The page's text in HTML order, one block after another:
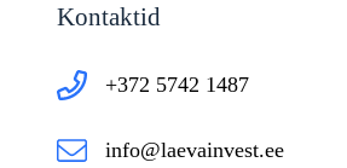
Kontaktid
+372 5742 1487
info@laevainvest.ee